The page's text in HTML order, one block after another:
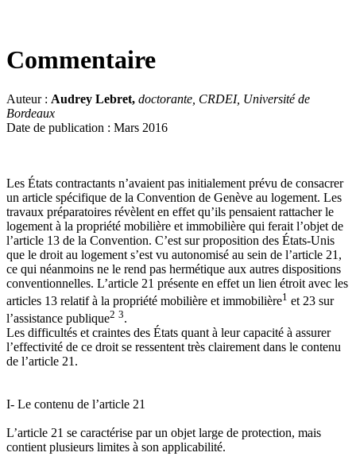
Commentaire
Auteur : Audrey Lebret, doctorante, CRDEI, Université de
Bordeaux
Date de publication : Mars 2016
Les États contractants n’avaient pas initialement prévu de consacrer
un article spécifique de la Convention de Genève au logement. Les
travaux préparatoires révèlent en effet qu’ils pensaient rattacher le
logement à la propriété mobilière et immobilière qui ferait l’objet de
l’article 13 de la Convention. C’est sur proposition des États-Unis
que le droit au logement s’est vu autonomisé au sein de l’article 21,
ce qui néanmoins ne le rend pas hermétique aux autres dispositions
conventionnelles. L’article 21 présente en effet un lien étroit avec les
articles 13 relatif à la propriété mobilière et immobilière1 et 23 sur
l’assistance publique2 3.
Les difficultés et craintes des États quant à leur capacité à assurer
l’effectivité de ce droit se ressentent très clairement dans le contenu
de l’article 21.
I- Le contenu de l’article 21
L’article 21 se caractérise par un objet large de protection, mais
contient plusieurs limites à son applicabilité.